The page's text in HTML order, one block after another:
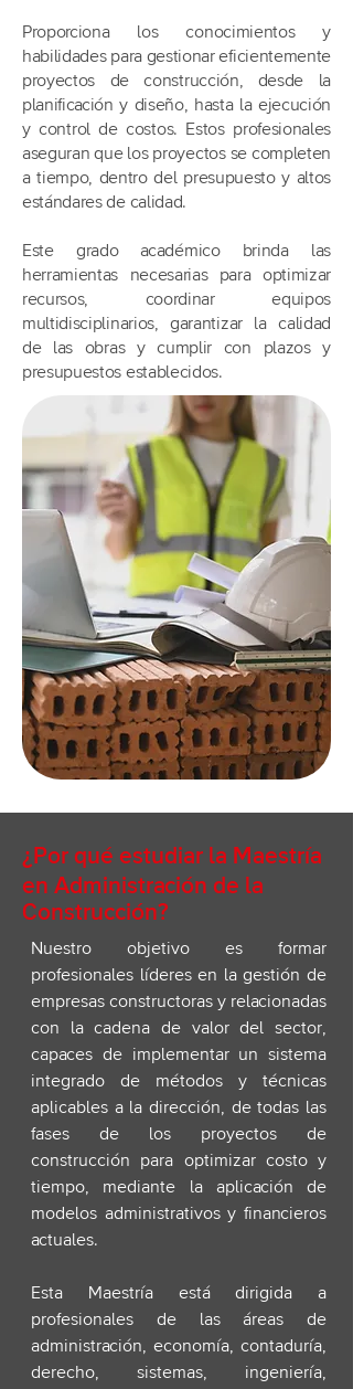
Proporciona los conocimientos y
habilidades para gestionar eficientemente
proyectos de construcción, desde la
planificación y diseño, hasta la ejecución
y control de costos. Estos profesionales
aseguran que los proyectos se completen
a tiempo, dentro del presupuesto y altos
estándares de calidad.
Este grado académico brinda las
herramientas necesarias para optimizar
recursos, coordinar equipos
multidisciplinarios, garantizar la calidad
de las obras y cumplir con plazos y
presupuestos establecidos.
¿Por qué estudiar la Maestría
en Administración de la
Construcción?
Nuestro objetivo es formar
profesionales líderes en la gestión de
empresas constructoras y relacionadas
con la cadena de valor del sector,
capaces de implementar un sistema
integrado de métodos y técnicas
aplicables a la dirección, de todas las
fases de los proyectos de
construcción para optimizar costo y
tiempo, mediante la aplicación de
modelos administrativos y financieros
actuales.
Esta Maestría está dirigida a
profesionales de las áreas de
administración, economía, contaduría,
derecho, sistemas, ingeniería,